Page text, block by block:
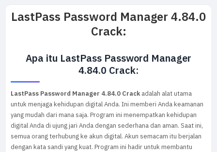
LastPass Password Manager 4.84.0
Crack:
Apa itu LastPass Password Manager
4.84.0 Crack:
LastPass Password Manager 4.84.0 Crack adalah alat utama
untuk menjaga kehidupan digital Anda. Ini memberi Anda keamanan
yang mudah dari mana saja. Program ini menempatkan kehidupan
digital Anda di ujung jari Anda dengan sederhana dan aman. Saat ini,
semua orang terhubung ke akun digital. Akun semacam itu berjalan
dengan kata sandi yang kuat. Program ini hadir untuk membantu